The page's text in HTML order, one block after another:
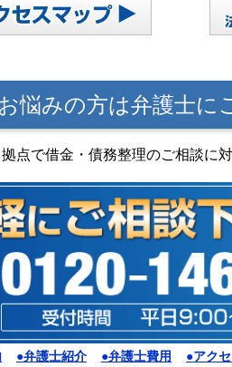
悩みの方は弁護士に
点で借金・債務整理のご相談に
●弁護士紹介 ●弁護士費用 ●アク